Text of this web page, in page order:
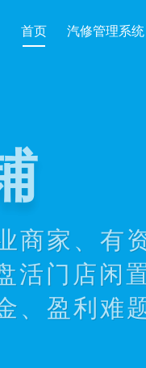
首页 汽修管理系统
商家、有
活门店闲
、盈利难